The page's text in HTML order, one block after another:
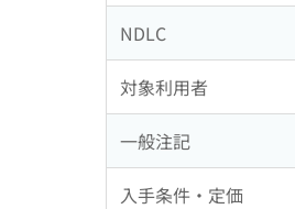
NDLC
対象利用者
一般注記
入手条件・定価